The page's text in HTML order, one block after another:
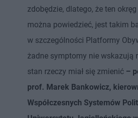
zdobędzie, dlatego, że ten
można powiedzieć, jest takim
w szczególności Platformy
żadne symptomy nie wskazują
stan rzeczy miał się zmienić –
prof. Marek Bankowicz,
Współczesnych Systemów